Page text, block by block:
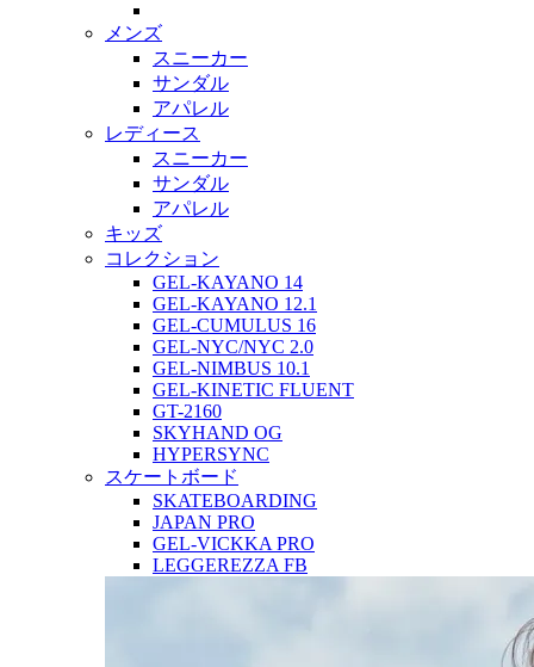
メンズ
スニーカー
サンダル
アパレル
レディース
スニーカー
サンダル
アパレル
キッズ
コレクション
GEL-KAYANO 14
GEL-KAYANO 12.1
GEL-CUMULUS 16
GEL-NYC/NYC 2.0
GEL-NIMBUS 10.1
GEL-KINETIC FLUENT
GT-2160
SKYHAND OG
HYPERSYNC
スケートボード
SKATEBOARDING
JAPAN PRO
GEL-VICKKA PRO
LEGGEREZZA FB